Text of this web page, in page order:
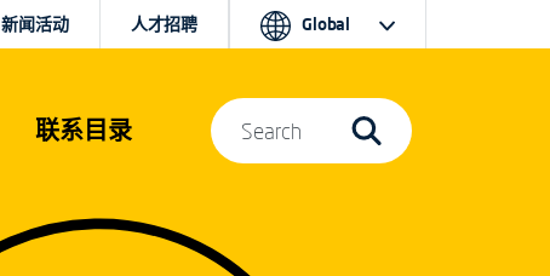
联系目录
新闻活动 人才招聘 Global
Search